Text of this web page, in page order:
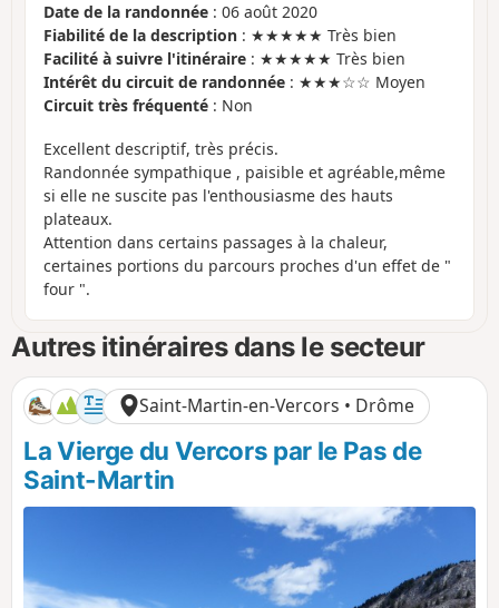
Date de la randonnée : 06 août 2020
Fiabilité de la description : ★★★★★ Très bien
Facilité à suivre l'itinéraire : ★★★★★ Très bien
Intérêt du circuit de randonnée : ★★★☆☆ Moyen
Circuit très fréquenté : Non
Excellent descriptif, très précis.
Randonnée sympathique , paisible et agréable,même
si elle ne suscite pas l'enthousiasme des hauts
plateaux.
Attention dans certains passages à la chaleur,
certaines portions du parcours proches d'un effet de "
four ".
Autres itinéraires dans le secteur
Saint-Martin-en-Vercors • Drôme
La Vierge du Vercors par le Pas de
Saint-Martin